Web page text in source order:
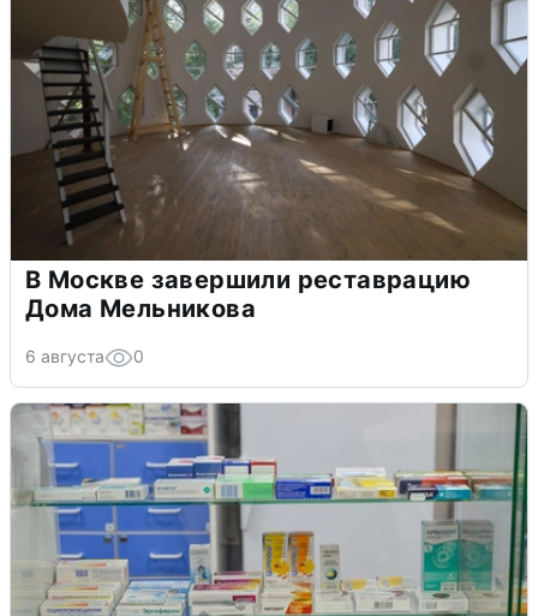
В Москве завершили реставрацию
Дома Мельникова
6 августа 0